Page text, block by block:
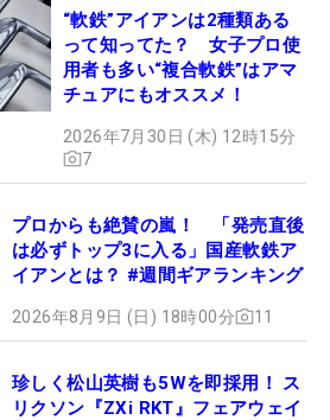
“軟鉄”アイアンは2種類ある
って知ってた？ 女子プロ使
用者も多い“複合軟鉄”はアマ
チュアにもオススメ！
2026年7月30日 (木) 12時15分
7
プロからも絶賛の嵐！ 「発売直後
は必ずトップ3に入る」国産軟鉄ア
イアンとは？ #週間ギアランキング
2026年8月9日 (日) 18時00分 11
珍しく松山英樹も5Wを即採用！ ス
リクソン『ZXi RKT』フェアウェイ